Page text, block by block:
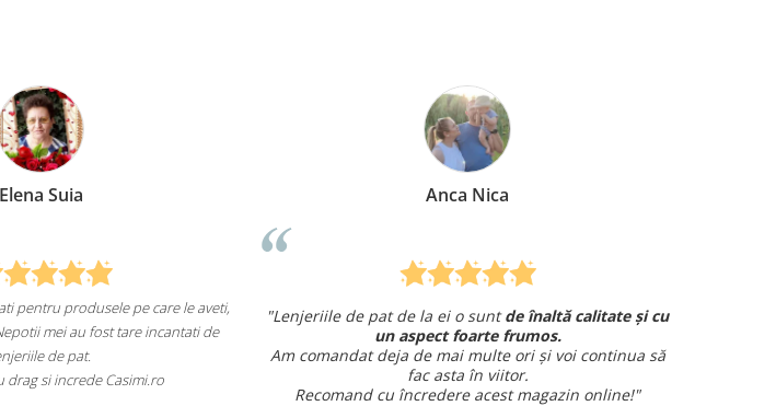
de pat de la ei o suntde înaltă calitate și cu
un aspect foarte frumos.
comandat deja de mai multe ori și voi continua să
fac asta în viitor.
Recomand cu încredere acest magazin online!"
Am comandat o lenjerie de pat pentru
și am avut o întrebare și
amabil.